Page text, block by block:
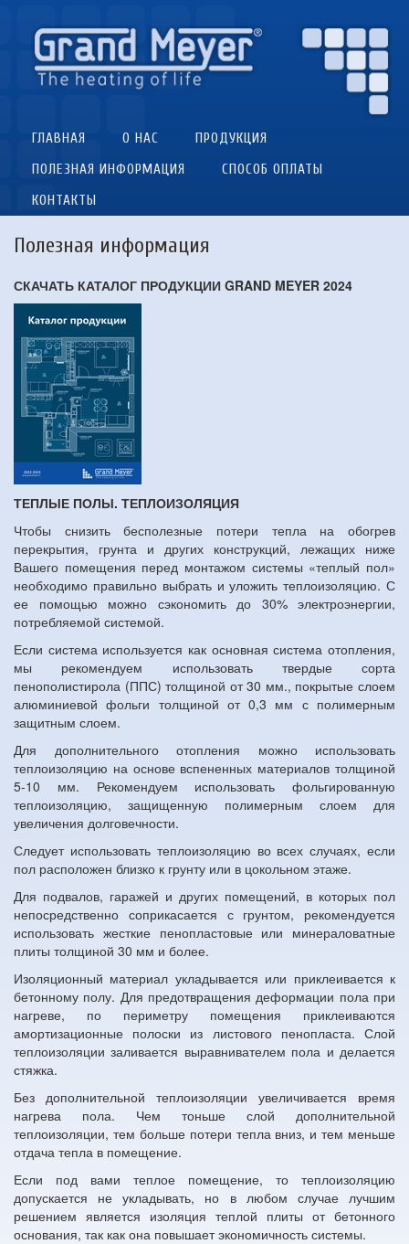
ГЛАВНАЯ О НАС
ПРОДУКЦИЯ
ПОЛЕЗНАЯ ИНФОРМАЦИЯ
СПОСОБ ОПЛАТЫ
КОНТАКТЫ
Полезная информация
СКАЧАТЬ КАТАЛОГ ПРОДУКЦИИ GRAND MEYER 2024
ТЕПЛЫЕ ПОЛЫ. ТЕПЛОИЗОЛЯЦИЯ
Чтобы снизить бесполезные потери тепла на обогрев
перекрытия, грунта и других конструкций, лежащих ниже
Вашего помещения перед монтажом системы «теплый пол»
необходимо правильно выбрать и уложить теплоизоляцию. С
ее помощью можно сэкономить до 30% электроэнергии,
потребляемой системой.
Если система используется как основная система отопления,
мы рекомендуем использовать твердые сорта
пенополистирола (ППС) толщиной от 30 мм., покрытые слоем
алюминиевой фольги толщиной от 0,3 мм с полимерным
защитным слоем.
Для дополнительного отопления можно использовать
теплоизоляцию на основе вспененных материалов толщиной
5-10 мм. Рекомендуем использовать фольгированную
теплоизоляцию, защищенную полимерным слоем для
увеличения долговечности.
Следует использовать теплоизоляцию во всех случаях, если
пол расположен близко к грунту или в цокольном этаже.
Для подвалов, гаражей и других помещений, в которых пол
непосредственно соприкасается с грунтом, рекомендуется
использовать жесткие пенопластовые или минераловатные
плиты толщиной 30 мм и более.
Изоляционный материал укладывается или приклеивается к
бетонному полу. Для предотвращения деформации пола при
нагреве, по периметру помещения приклеиваются
амортизационные полоски из листового пенопласта. Слой
теплоизоляции заливается выравнивателем пола и делается
стяжка.
Без дополнительной теплоизоляции увеличивается время
нагрева пола. Чем тоньше слой дополнительной
теплоизоляции, тем больше потери тепла вниз, и тем меньше
отдача тепла в помещение.
Если под вами теплое помещение, то теплоизоляцию
допускается не укладывать, но в любом случае лучшим
решением является изоляция теплой плиты от бетонного
основания, так как она повышает экономичность системы.